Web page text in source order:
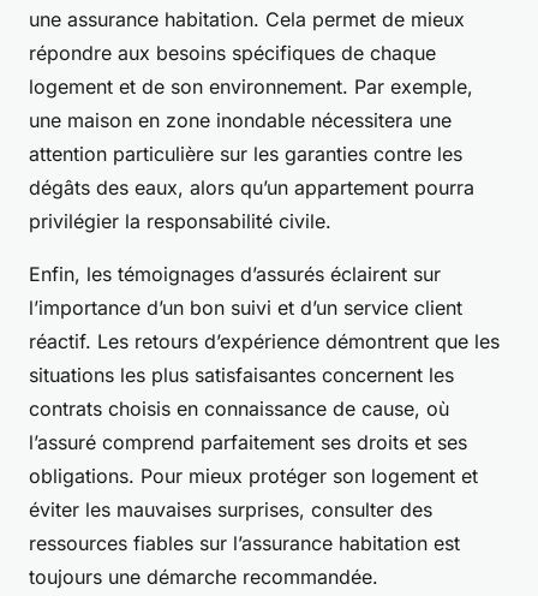
une assurance habitation. Cela permet de mieux
répondre aux besoins spécifiques de chaque
logement et de son environnement. Par exemple,
une maison en zone inondable nécessitera une
attention particulière sur les garanties contre les
dégâts des eaux, alors qu’un appartement pourra
privilégier la responsabilité civile.
Enfin, les témoignages d’assurés éclairent sur
l’importance d’un bon suivi et d’un service client
réactif. Les retours d’expérience démontrent que les
situations les plus satisfaisantes concernent les
contrats choisis en connaissance de cause, où
l’assuré comprend parfaitement ses droits et ses
obligations. Pour mieux protéger son logement et
éviter les mauvaises surprises, consulter des
ressources fiables sur l’assurance habitation est
toujours une démarche recommandée.